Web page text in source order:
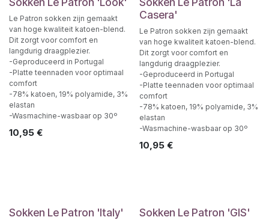
Le Patron sokken zijn gemaakt
van hoge kwaliteit katoen-blend.
Dit zorgt voor comfort en
langdurig draagplezier.
-Geproduceerd in Portugal
-Platte teennaden voor optimaal
comfort
-78% katoen, 19% polyamide, 3%
elastan
-Wasmachine-wasbaar op 30º
10,95 €
Casera'
Le Patron sokken zijn gemaakt
van hoge kwaliteit katoen-blend.
Dit zorgt voor comfort en
langdurig draagplezier.
-Geproduceerd in Portugal
-Platte teennaden voor optimaal
comfort
-78% katoen, 19% polyamide, 3%
elastan
-Wasmachine-wasbaar op 30º
10,95€
Sokken Le Patron 'Italy' Sokken Le Patron 'GIS'